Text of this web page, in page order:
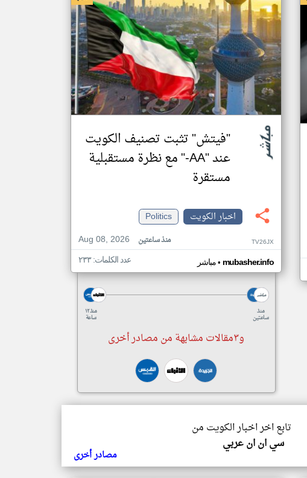
"فيتش" تثبت تصنيف الكويت
عند "AA-" مع نظرة مستقبلية
مستقرة
اخبار الكويت
Politics
Aug 08, 2026
منذ ساعتين TV26JX
مباشر• mubasher.info عدد الكلمات: ٢٣٣
منذ ١٢
ساعة
منذ
ساعتين
و٣مقالات مشابهة من مصادر أخرى
تابع اخر اخبار الكويت من
سي ان ان عربي
مصادر أخرى